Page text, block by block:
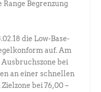
Begrenzung
die Low-Base-
auf. Am
bei
an einer schnellen
bei 76,00 –